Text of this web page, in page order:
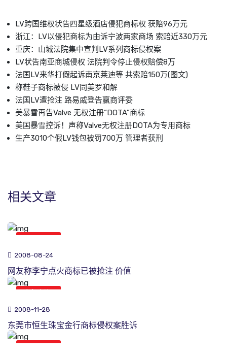
LV跨国维权状告四星级酒店侵犯商标权 获赔96万元
浙江：LV以侵犯商标为由诉宁波两家商场 索赔近330万元
重庆：山城法院集中宣判LV系列商标侵权案
LV状告南亚商城侵权 法院判令停止侵权赔偿8万
法国LV来华打假起诉南京莱迪等 共索赔150万(图文)
称鞋子商标被侵 LV同美罗和解
法国LV遭抢注 路易威登告赢商评委
美暴雪再告Valve 无权注册“DOTA”商标
美国暴雪控诉！声称Valve无权注册DOTA为专用商标
生产3010个假LV钱包被罚700万 管理者获刑
相关文章
2008-08-24
网友称李宁点火商标已被抢注 价值
2008-11-28
东莞市恒生珠宝金行商标侵权案胜诉